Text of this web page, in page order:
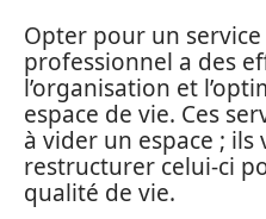
Opter pour un
professionnel a des
l’organisation et
espace de vie. Ces
à vider un espace ; ils
restructurer celui-ci
qualité de vie.